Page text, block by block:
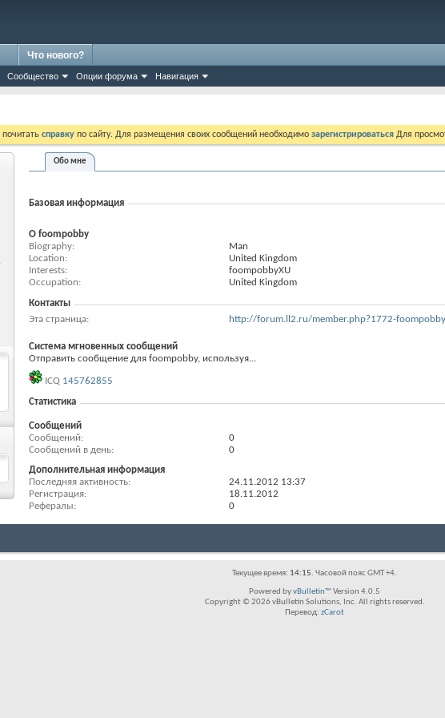
Сообщество Опции форума Навигация
Что нового?
справку по сайту. Для размещения своих сообщений необходимо зарегистрироваться Для
Обо мне
Базовая информация
О foompobby
Biography
Man
Location
United Kingdom
Interests
foompobbyXU
Occupation
United Kingdom
Контакты
Эта страница
http://forum.ll2.ru/member.php?1772-
Система мгновенных сообщений
Отправить сообщение для foompobby, используя...
ICQ 145762855
Статистика
Сообщений
Сообщений
0
Сообщений в день
0
Дополнительная информация
Последняя активность
24.11.2012 13:37
Регистрация
18.11.2012
Рефералы
0
Текущее время: 14:15. Часовой пояс GMT +4.
Powered byvBulletin™ Version 4.0.5
Copyright © 2026 vBulletin Solutions, Inc. All rights reserved.
Перевод: zCarot